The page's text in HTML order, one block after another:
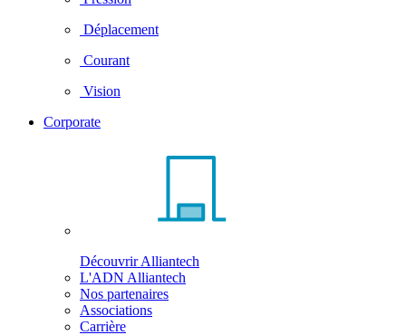
Déplacement
Courant
Vision
Corporate
Découvrir Alliantech
L'ADN Alliantech
Nos partenaires
Associations
Carrière